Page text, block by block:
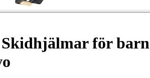
Skidhjälmar för barn